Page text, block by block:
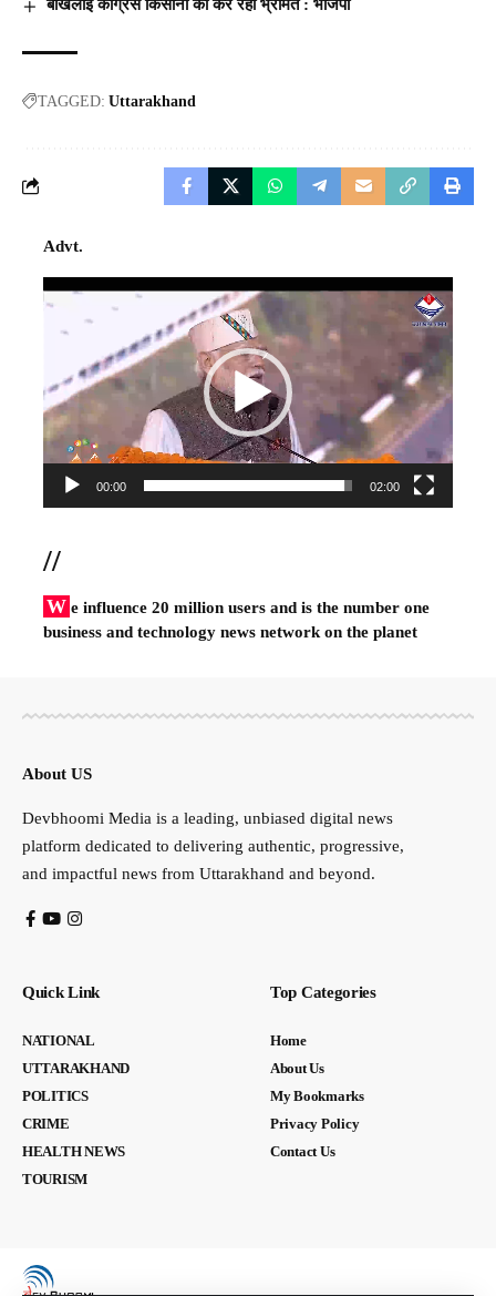
बौखलाई कांग्रेस किसानों को कर रही भ्रमित : भाजपा
TAGGED: Uttarakhand
Advt.
Video
00:00 02:00
//
W e influence 20 million users and is the number one
business and technology news network on the planet
About US
Devbhoomi Media is a leading, unbiased digital news
platform dedicated to delivering authentic, progressive,
and impactful news from Uttarakhand and beyond.
Quick Link
NATIONAL
UTTARAKHAND
POLITICS
CRIME
HEALTH NEWS
TOURISM
Top Categories
Home
About Us
My Bookmarks
Privacy Policy
Contact Us